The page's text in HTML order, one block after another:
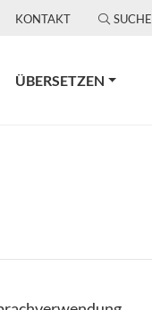
KONTAKT SUCHE
ÜBERSETZEN